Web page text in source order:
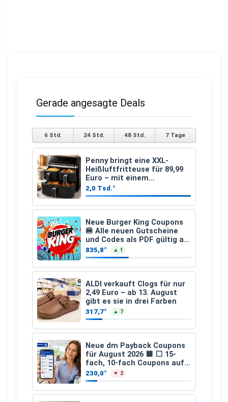
Gerade angesagte Deals
6 Std. 24 Std. 48 Std. 7 Tage
Penny bringt eine XXL-
Heißluftfritteuse für 89,99
Euro – mit einem
besonderen Vorteil
2,0 Tsd.°
Neue Burger King Coupons
🍔 Alle neuen Gutscheine
und Codes als PDF gültig ab
25.07.2026 bis 04.09.2026
835,8° ▲ 1
ALDI verkauft Clogs für nur
2,49 Euro – ab 13. August
gibt es sie in drei Farben
317,7° ▲ 7
Neue dm Payback Coupons
für August 2026 🟦 ⬜ 15-
fach, 10-fach Coupons auf
den gesamten Einkauf ab 2
€
230,0° ▼ 2